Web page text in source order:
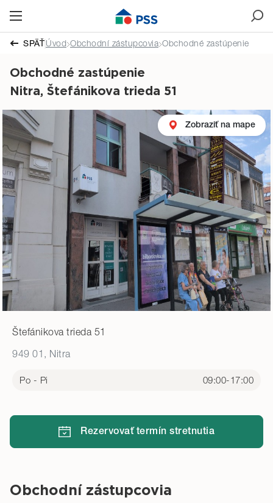
SPÄŤÚvod Obchodní zástupcovia Obchodné zastúpenie
Obchodné zastúpenie
Nitra, Štefánikova trieda 51
Zobraziť na mape
Štefánikova trieda 51
949 01, Nitra
Po - Pi 09:00-17:00
Rezervovať termín stretnutia
Obchodní zástupcovia